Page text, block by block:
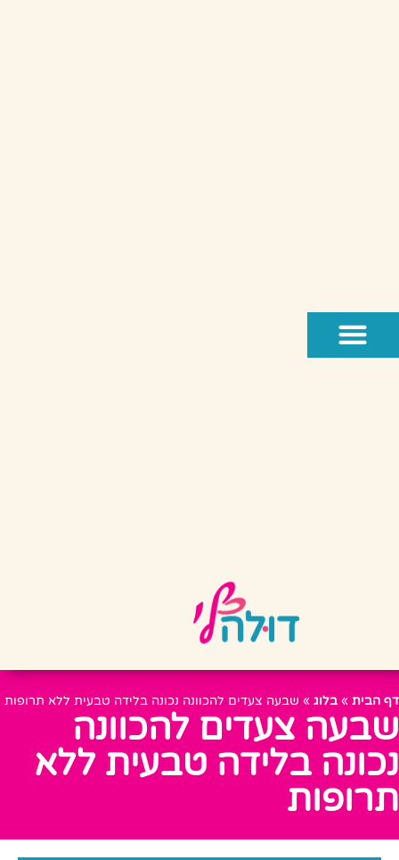
דף הבית » בלוג » שבעה צעדים להכוונה נכונה בלידה טבעית ללא תרופות
שבעה צעדים להכוונה
נכונה בלידה טבעית ללא
תרופות